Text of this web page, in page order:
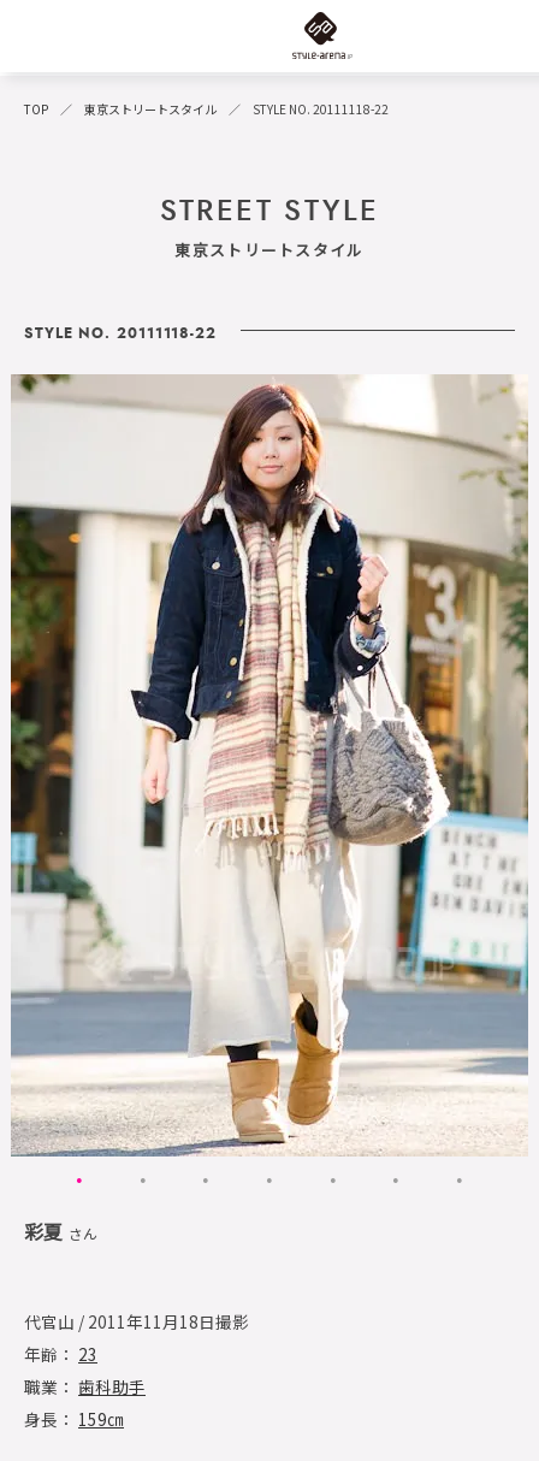
TOP 東京ストリートスタイル STYLE NO. 20111118-22
STREET STYLE
東京ストリートスタイル
STYLE NO. 20111118-22
彩夏 さん
代官山 / 2011年11月18日撮影
年齢： 23
職業： 歯科助手
身長： 159㎝